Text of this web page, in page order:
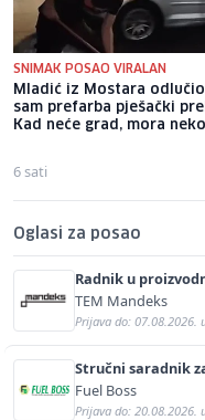
SNIMAK POSAO VIRALAN
Mladić iz Mostara
sam prefarba pješački
Kad neće grad, mora neko
6 sati
Oglasi za posao
Radnik u
TEM Mandeks
Prijava do: 07.08.2026.
Stručni saradnik
Fuel Boss
Prijava do: 20.08.2026.